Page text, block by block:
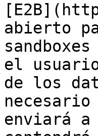
abierto
el
de los
enviará